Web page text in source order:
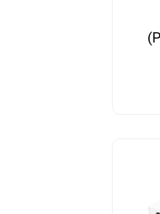
מתג 25 (24 POE)